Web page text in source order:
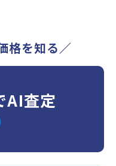
格を知る／
AI査定